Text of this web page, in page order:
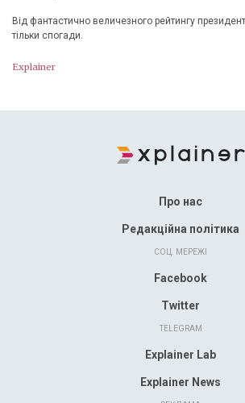
Від фантастично величезного рейтингу
тільки спогади.
Explainer
Про нас
Редакційна політика
СОЦ. МЕРЕЖІ
Facebook
Twitter
TELEGRAM
Explainer Lab
Explainer News